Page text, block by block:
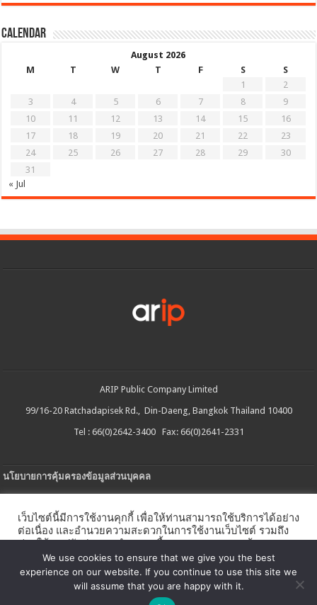
Calendar
August 2026
M
T W T F S
S
1
2
3
4 5 6 7 8
9
10
11 12 13 14 15
16
17
18 19 20 21 22
23
24
25 26 27 28 29
30
31
« Jul
ARIP Public Company Limited
99/16-20 Ratchadapisek Rd., Din-Daeng, Bangkok Thailand 10400
Tel : 66(0)2642-3400 Fax: 66(0)2641-2331
นโยบายการคุ้มครองข้อมูลส่วนบุคคล
นโยบายการใช้คกกี้
นโยบายความปลอดภัยของข้อมูลสารสนเทศ
เว็บไซต์นี้มีการใช้งานคุกกี้ เพื่อให้ท่านสามารถใช้บริการได้อย่าง
ต่อเนื่อง และอำนวยความสะดวกในการใช้งานเว็บไซต์ รวมถึง
ช่วยให้เราปรับปรุงการนำเสนอเนื้อหาตรงตามความต้องการ
ของท่าน โดยสามารถศึกษารายละเอียดเพิ่มเติมได้ใน นโยบาย
คุกกี้
We use cookies to ensure that we give you the best
experience on our website. If you continue to use this site we
will assume that you are happy with it.